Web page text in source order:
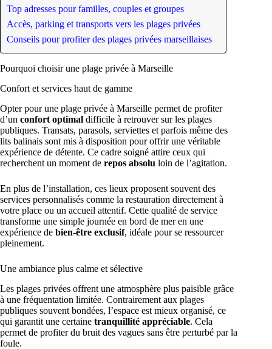
Top adresses pour familles, couples et groupes
Accès, parking et transports vers les plages privées
Conseils pour profiter des plages privées marseillaises
Pourquoi choisir une plage privée à Marseille
Confort et services haut de gamme
Opter pour une plage privée à Marseille permet de profiter
d’un confort optimal difficile à retrouver sur les plages
publiques. Transats, parasols, serviettes et parfois même des
lits balinais sont mis à disposition pour offrir une véritable
expérience de détente. Ce cadre soigné attire ceux qui
recherchent un moment de repos absolu loin de l’agitation.
En plus de l’installation, ces lieux proposent souvent des
services personnalisés comme la restauration directement à
votre place ou un accueil attentif. Cette qualité de service
transforme une simple journée en bord de mer en une
expérience de bien-être exclusif, idéale pour se ressourcer
pleinement.
Une ambiance plus calme et sélective
Les plages privées offrent une atmosphère plus paisible grâce
à une fréquentation limitée. Contrairement aux plages
publiques souvent bondées, l’espace est mieux organisé, ce
qui garantit une certaine tranquillité appréciable. Cela
permet de profiter du bruit des vagues sans être perturbé par la
foule.